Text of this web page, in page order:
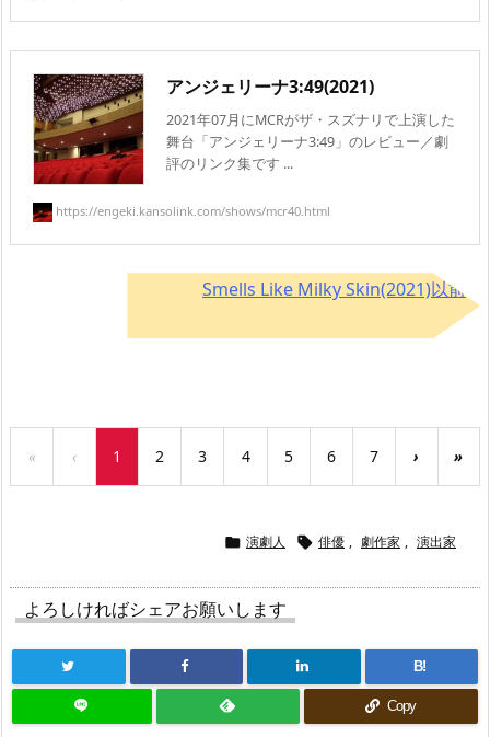
アンジェリーナ3:49(2021)
2021年07月にMCRがザ・スズナリで上演した
舞台「アンジェリーナ3:49」のレビュー／劇
評のリンク集です ...
https://engeki.kansolink.com/shows/mcr40.html
Smells Like Milky Skin(2021)以前
« ‹ 1 2 3 4 5 6 7 › »
 演劇人  俳優 , 劇作家 , 演出家
よろしければシェアお願いします
B!
Copy